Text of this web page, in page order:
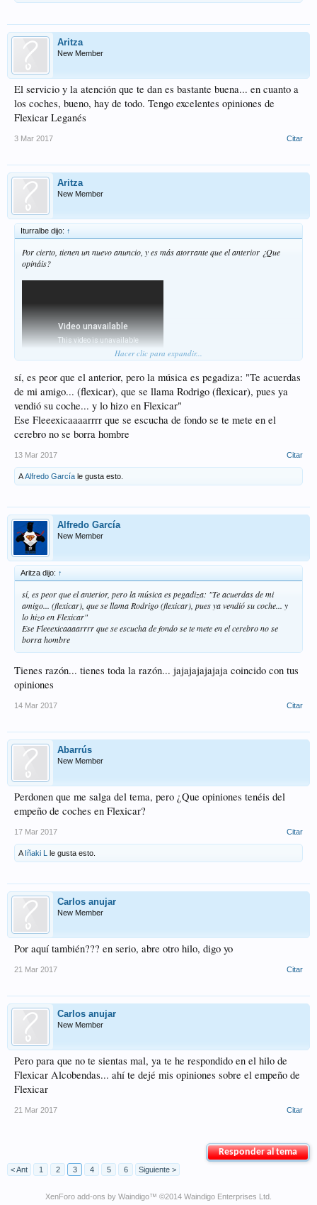
Aritza
New Member
El servicio y la atención que te dan es bastante buena... en cuanto a
los coches, bueno, hay de todo. Tengo excelentes opiniones de
Flexicar Leganés
3 Mar 2017 Citar
Aritza
New Member
Iturralbe dijo: ↑
Por cierto, tienen un nuevo anuncio, y es más atorrante que el anterior ¿Que
opináis?
Hacer clic para expandir...
sí, es peor que el anterior, pero la música es pegadiza: "Te acuerdas
de mi amigo... (flexicar), que se llama Rodrigo (flexicar), pues ya
vendió su coche... y lo hizo en Flexicar"
Ese Fleeexicaaaarrrr que se escucha de fondo se te mete en el
cerebro no se borra hombre
13 Mar 2017 Citar
AAlfredo García le gusta esto.
Alfredo García
New Member
Aritza dijo: ↑
sí, es peor que el anterior, pero la música es pegadiza: "Te acuerdas de mi
amigo... (flexicar), que se llama Rodrigo (flexicar), pues ya vendió su coche... y
lo hizo en Flexicar"
Ese Fleeexicaaaarrrr que se escucha de fondo se te mete en el cerebro no se
borra hombre
Tienes razón... tienes toda la razón... jajajajajajaja coincido con tus
opiniones
14 Mar 2017 Citar
Abarrús
New Member
Perdonen que me salga del tema, pero ¿Que opiniones tenéis del
empeño de coches en Flexicar?
17 Mar 2017 Citar
A Iñaki L le gusta esto.
Carlos anujar
New Member
Por aquí también??? en serio, abre otro hilo, digo yo
21 Mar 2017 Citar
Carlos anujar
New Member
Pero para que no te sientas mal, ya te he respondido en el hilo de
Flexicar Alcobendas... ahí te dejé mis opiniones sobre el empeño de
Flexicar
21 Mar 2017 Citar
Responder al tema
< Ant 1 2 3 4 5 6 Siguiente >
XenForo add-ons by Waindigo™ ©2014 Waindigo Enterprises Ltd